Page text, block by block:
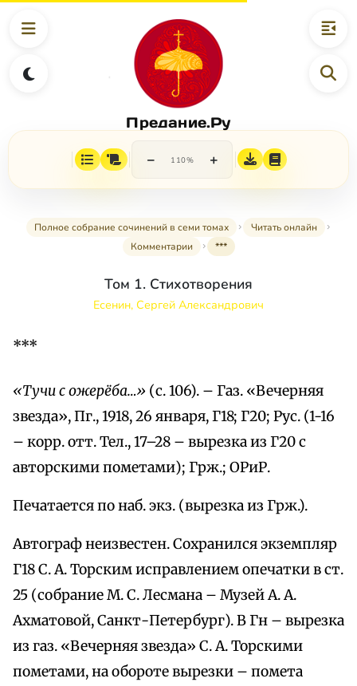
Предание.Ру
− 110% +
Полное собрание сочинений в семи томах
Читать онлайн
Комментарии
***
Том 1. Стихотворения
Есенин, Сергей Александрович
***
«Тучи с ожерёба…» (с. 106). – Газ. «Вечерняя
звезда», Пг., 1918, 26 января, Г18; Г20; Рус. (1-16
– корр. отт. Тел., 17–28 – вырезка из Г20 с
авторскими пометами); Грж.; ОРиР.
Печатается по наб. экз. (вырезка из Грж.).
Автограф неизвестен. Сохранился экземпляр
Г18 С. А. Торским исправлением опечатки в ст.
25 (собрание М. С. Лесмана – Музей А. А.
Ахматовой, Санкт-Петербург). В Гн – вырезка
из газ. «Вечерняя звезда» С. А. Торскими
пометами, на обороте вырезки – помета